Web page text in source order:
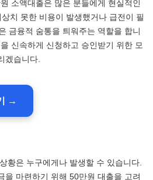
소액대출은 많은 분들에게 현실적인
치 못한 비용이 발생했거나 급전이 필
금융적 숨통을 틔워주는 역할을 합니
신속하게 신청하고 승인받기 위한 모
겠습니다.
→
황은 누구에게나 발생할 수 있습니다.
을 마련하기 위해 50만원 대출을 고려